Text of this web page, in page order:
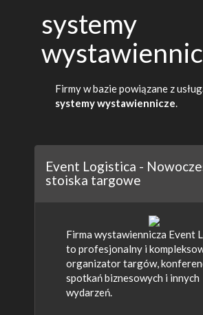
systemy
Firmy w bazie powiązane z
systemy wystawiennicze
Event Logistica -
stoiska targowe
Firma wystawiennicza Event
to profesjonalny i
organizator targów,
spotkań biznesowych i innych
wydarzeń.